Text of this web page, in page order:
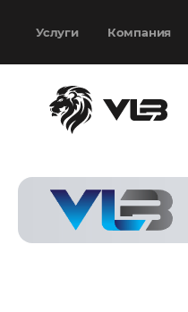
Услуги Компания
выбран
Согласен с
политикой
конфиденциальности
и наобработку моих